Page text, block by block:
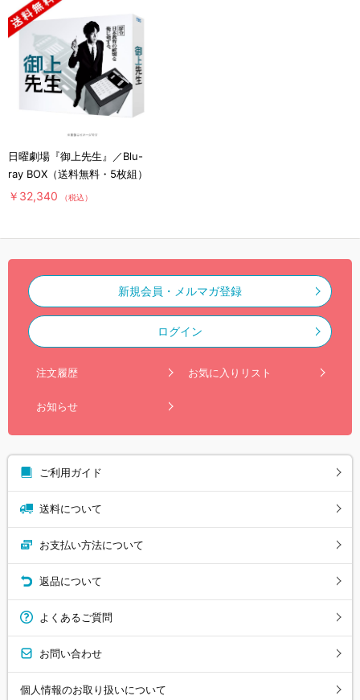
日曜劇場『御上先生』／Blu-
ray BOX（送料無料・5枚組）
￥32,340 （税込）
新規会員・メルマガ登録
ログイン
注文履歴 お気に入りリスト
お知らせ
ご利用ガイド
送料について
お支払い方法について
返品について
よくあるご質問
お問い合わせ
個人情報のお取り扱いについて